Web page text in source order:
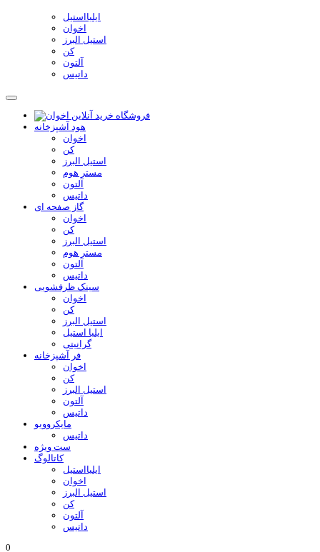
ایلیااستیل
اخوان
استیل البرز
کن
آلتون
داتیس
هود آشپزخانه
اخوان
کن
استیل البرز
مستر هوم
آلتون
داتیس
گاز صفحه ای
اخوان
کن
استیل البرز
مستر هوم
آلتون
داتیس
سینک ظرفشویی
اخوان
کن
استیل البرز
ایلیا استیل
گرانیتی
فر آشپزخانه
اخوان
کن
استیل البرز
آلتون
داتیس
مایکروویو
داتیس
ست ویژه
کاتالوگ
ایلیااستیل
اخوان
استیل البرز
کن
آلتون
داتیس
0